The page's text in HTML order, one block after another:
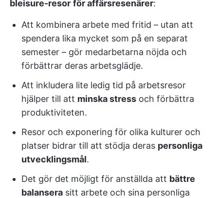
bleisure-resor för affärsresenärer:
Att kombinera arbete med fritid – utan att
spendera lika mycket som på en separat
semester – gör medarbetarna nöjda och
förbättrar deras arbetsglädje.
Att inkludera lite ledig tid på arbetsresor
hjälper till att minska stress och förbättra
produktiviteten.
Resor och exponering för olika kulturer och
platser bidrar till att stödja deras personliga
utvecklingsmål.
Det gör det möjligt för anställda att bättre
balansera sitt arbete och sina personliga